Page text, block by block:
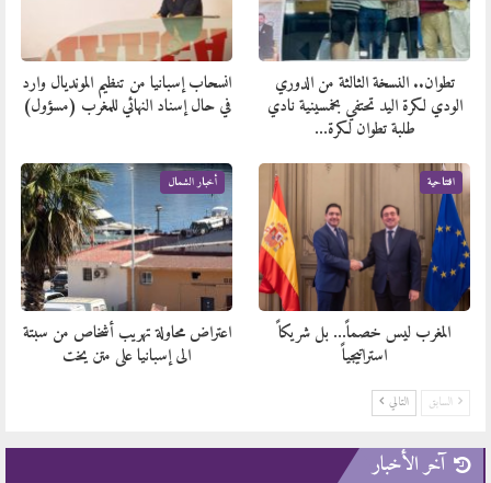
تطوان.. النسخة الثالثة من الدوري
الودي لكرة اليد تحتفي بخمسينية نادي
طلبة تطوان لكرة…
انسحاب إسبانيا من تنظيم المونديال وارد
في حال إسناد النهائي للمغرب (مسؤول)
افتتاحية
المغرب ليس خصماً… بل شريكاً
استراتيجياً
أخبار الشمال
اعتراض محاولة تهريب أشخاص من سبتة
الى إسبانيا على متن يخت
السابق التالي
آخر الأخبار